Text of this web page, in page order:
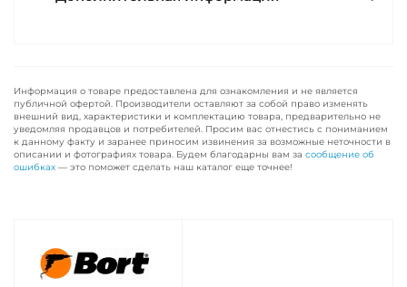
Информация о товаре предоставлена для ознакомления и не является
публичной офертой. Производители оставляют за собой право изменять
внешний вид, характеристики и комплектацию товара, предварительно не
уведомляя продавцов и потребителей. Просим вас отнестись с пониманием
к данному факту и заранее приносим извинения за возможные неточности в
описании и фотографиях товара. Будем благодарны вам за сообщение об
ошибках — это поможет сделать наш каталог еще точнее!